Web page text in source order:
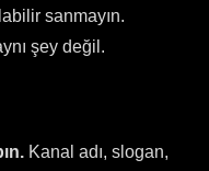
sanmayın.
şey değil.
Kanal adı, slogan,